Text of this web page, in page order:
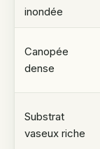
inondée
Canopée
dense
Substrat
vaseux riche